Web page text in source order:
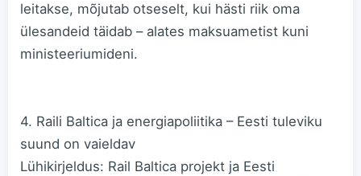
leitakse, mõjutab otseselt, kui hästi riik oma
ülesandeid täidab – alates maksu­ametist kuni
ministeeriumideni.
4. Rai­li Baltica ja energiapoliitika – Eesti tuleviku
suund on vaieldav
Lühikirjeldus: Rail Baltica projekt ja Eesti